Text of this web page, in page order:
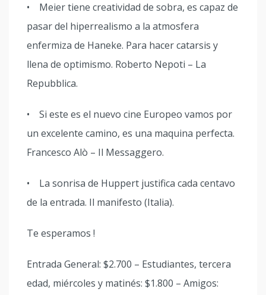
• Meier tiene creatividad de sobra, es capaz de
pasar del hiperrealismo a la atmosfera
enfermiza de Haneke. Para hacer catarsis y
llena de optimismo. Roberto Nepoti – La
Repubblica.
• Si este es el nuevo cine Europeo vamos por
un excelente camino, es una maquina perfecta.
Francesco Alò – Il Messaggero.
• La sonrisa de Huppert justifica cada centavo
de la entrada. Il manifesto (Italia).
Te esperamos !
Entrada General: $2.700 – Estudiantes, tercera
edad, miércoles y matinés: $1.800 – Amigos: